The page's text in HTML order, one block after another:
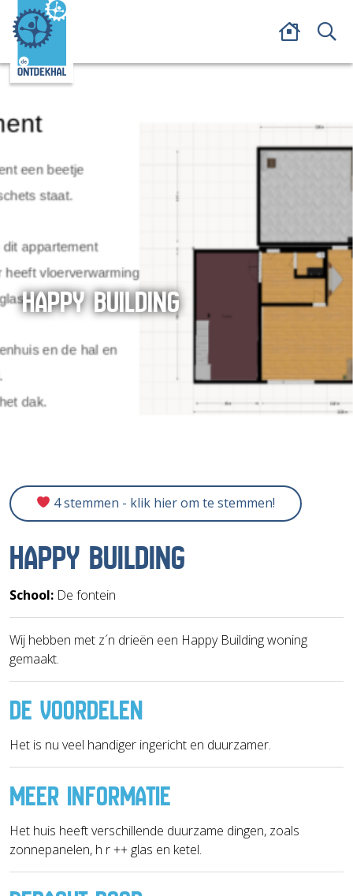
HAPPY BUILDING
4 stemmen - klik hier om te stemmen!
HAPPY BUILDING
School: De fontein
Wij hebben met z´n drieën een Happy Building woning
gemaakt.
DE VOORDELEN
Het is nu veel handiger ingericht en duurzamer.
MEER INFORMATIE
Het huis heeft verschillende duurzame dingen, zoals
zonnepanelen, h r ++ glas en ketel.